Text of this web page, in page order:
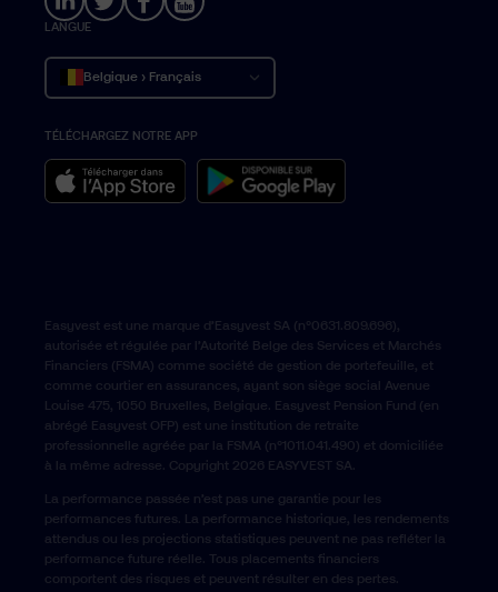
LANGUE
Belgique › Français
België › Nederlands
Belgium › English
TÉLÉCHARGEZ NOTRE APP
Easyvest est une marque d’Easyvest SA (n°0631.809.696),
autorisée et régulée par l’Autorité Belge des Services et Marchés
Financiers (FSMA) comme société de gestion de portefeuille, et
comme courtier en assurances, ayant son siège social Avenue
Louise 475, 1050 Bruxelles, Belgique. Easyvest Pension Fund (en
abrégé Easyvest OFP) est une institution de retraite
professionnelle agréée par la FSMA (n°1011.041.490) et domiciliée
à la même adresse. Copyright 2026 EASYVEST SA.
La performance passée n’est pas une garantie pour les
performances futures. La performance historique, les rendements
attendus ou les projections statistiques peuvent ne pas refléter la
performance future réelle. Tous placements financiers
comportent des risques et peuvent résulter en des pertes.